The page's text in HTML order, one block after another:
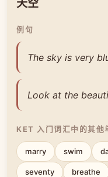
例句
The sky is very
Look at the
KET 入门词汇中的其他
marry swim
seventy breathe